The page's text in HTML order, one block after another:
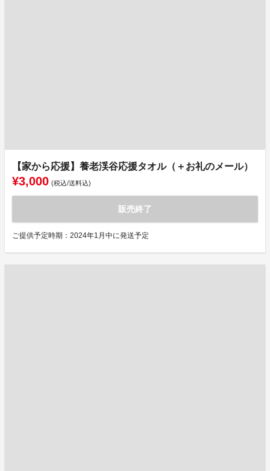
【家から応援】養老渓谷応援タオル（＋お礼のメール）
¥3,000 (税込/送料込)
販売終了
ご提供予定時期：2024年1月中に発送予定